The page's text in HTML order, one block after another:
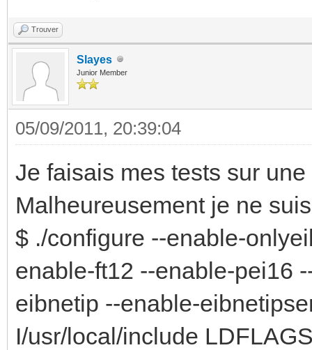
Trouver
Slayes
Junior Member
05/09/2011, 20:39:04
Je faisais mes tests sur
Malheureusement je ne
$ ./configure --enable-
enable-ft12 --enable-pei16
eibnetip --enable-
I/usr/local/include